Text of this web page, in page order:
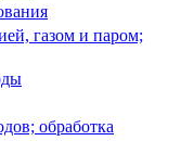
газом и паром;
обработка